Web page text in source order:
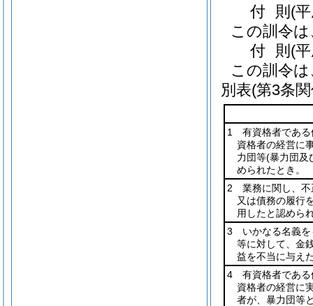
付 則 (
この訓令
付 則 (
この訓令
別表(第3条
1 有資格者である
資格者の経営に
力団等(暴力団及
められたとき。
2 業務に関し、不
又は債務の履行
用したと認めら
3 いかなる名義を
等に対して、金
益を不当に与え
4 有資格者である
資格者の経営に
者が、暴力団等